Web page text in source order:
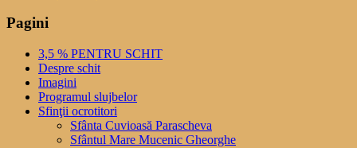
Pagini
3,5 % PENTRU SCHIT
Despre schit
Imagini
Programul slujbelor
Sfinţii ocrotitori
Sfânta Cuvioasă Parascheva
Sfântul Mare Mucenic Gheorghe